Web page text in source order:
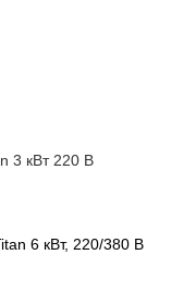
3 кВт 220 В